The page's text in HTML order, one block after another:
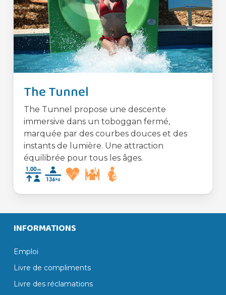
The Tunnel
The Tunnel propose une descente
immersive dans un toboggan fermé,
marquée par des courbes douces et des
instants de lumière. Une attraction
équilibrée pour tous les âges.
INFORMATIONS
Emploi
Livre de compliments
Livre des réclamations